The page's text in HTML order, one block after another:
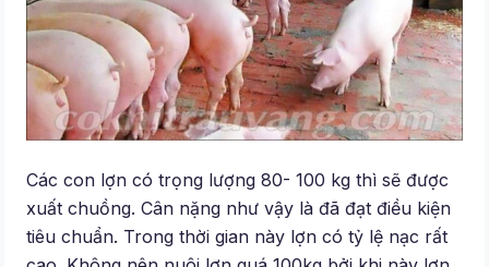
Các con lợn có trọng lượng 80- 100 kg thì sẽ được
xuất chuồng. Cân nặng như vậy là đã đạt điều kiện
tiêu chuẩn. Trong thời gian này lợn có tỷ lệ nạc rất